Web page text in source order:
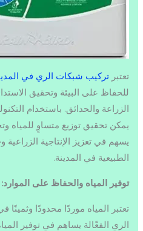
تعتبر تركيب شبكات الري في
للحفاظ على البيئة وتحقيق
الزراعة والحدائق. باستخدام
يمكن تحقيق توزيع متساوٍ للمياه
يسهم في تعزيز الإنتاجية الزراعية
الطبيعية في المدينة.
توفير المياه والحفاظ على الموارد:
تعتبر المياه موردًا محدودًا
الري الفعّالة يساهم في توفير